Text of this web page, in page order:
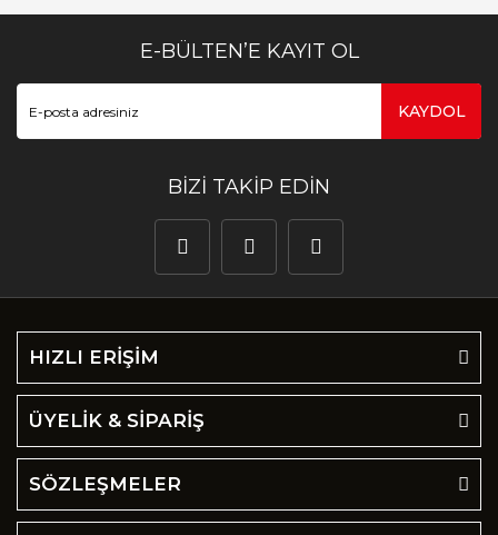
E-BÜLTEN’E KAYIT OL
KAYDOL
BİZİ TAKİP EDİN
HIZLI ERİŞİM
ÜYELİK & SİPARİŞ
SÖZLEŞMELER